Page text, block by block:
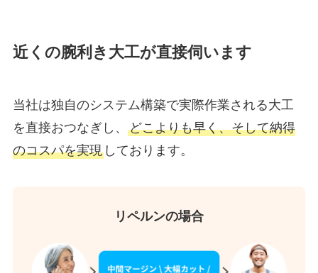
近くの腕利き大工が直接伺います
当社は独自のシステム構築で実際作業される大工
を直接おつなぎし、 どこよりも早く、そして納得
のコスパを実現しております。
リペルンの場合